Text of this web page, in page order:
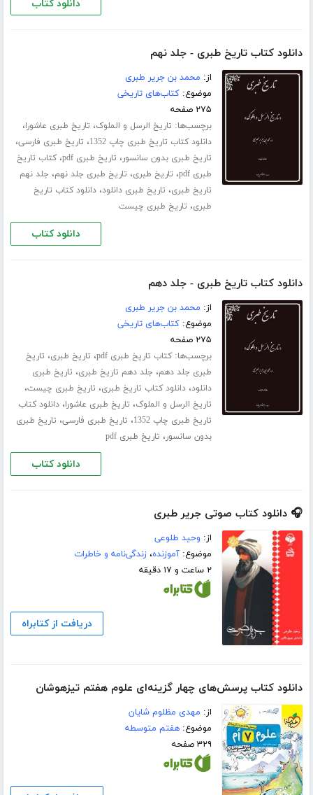
دانلود کتاب
دانلود کتاب تاریخ طبری - جلد نهم
از: محمد بن جریر طبری
موضوع:کتاب‌های تاریخی
۲۷۵ صفحه
برچسب‌ها: تاریخ الرسل و الملوک، تاریخ طبری عاشورا،
دانلود کتاب تاریخ طبری چاپ 1352 ، تاریخ طبری فارسی،
تاریخ طبری بدون سانسور، تاریخ طبری pdf ،کتاب تاریخ
طبری pdf
، تاریخ طبری، تاریخ طبری جلد نهم، جلد نهم
تاریخ طبری، تاریخ طبری دانلود،دانلود کتاب تاریخ
طبری، تاریخ طبری چیست
دانلود کتاب
دانلود کتاب تاریخ طبری - جلد دهم
از: محمد بن جریر طبری
موضوع:کتاب‌های تاریخی
۲۷۵ صفحه
برچسب‌ها:کتاب تاریخ طبری pdf ، تاریخ طبری، تاریخ
طبری جلد ‌دهم، جلد دهم تاریخ طبری، تاریخ طبری
دانلود،دانلود کتاب تاریخ طبری، تاریخ طبری چیست،
تاریخ الرسل و الملوک، تاریخ طبری عاشورا،دانلود کتاب
تاریخ طبری چاپ 1352
، تاریخ طبری فارسی، تاریخ طبری
بدون سانسور، تاریخ طبری pdf
دانلود کتاب
🎧 دانلود کتاب صوتی جریر طبری
از: وحید طلوعی
موضوع:آموزنده،زندگی‌نامه و خاطرات
۲ ساعت و ۱۷ دقیقه
دریافت از کتابراه
دانلود کتاب پرسش‌های چهار گزینه‌ای علوم هفتم تیزهوشان
از: مهدی مظلوم شایان
موضوع:هفتم متوسطه
۳۲۹ صفحه